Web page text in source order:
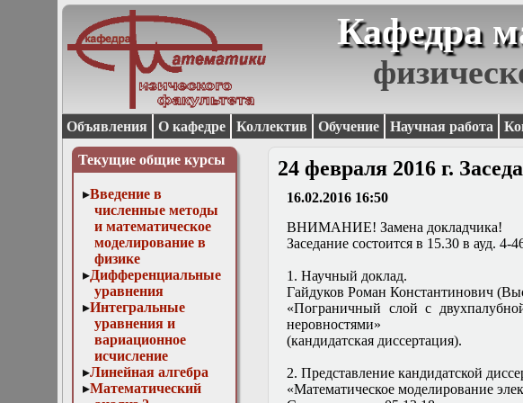
Кафедра
Объявления О кафедре Коллектив Обучение Научная работа
Текущие общие курсы
Введение в
численные методы
и математическое
моделирование в
физике
Дифференциальные
уравнения
Интегральные
уравнения и
вариационное
исчисление
Линейная алгебра
Математический
24 февраля 2016 г.
16.02.2016 16:50
ВНИМАНИЕ! Замена докладчика!
Заседание состоится в 15.30 в ауд. 4-
1. Научный доклад.
Гайдуков Роман Константинович
«Пограничный слой с
неровностями»
(кандидатская диссертация).
2. Представление кандидатской
«Математическое моделирование